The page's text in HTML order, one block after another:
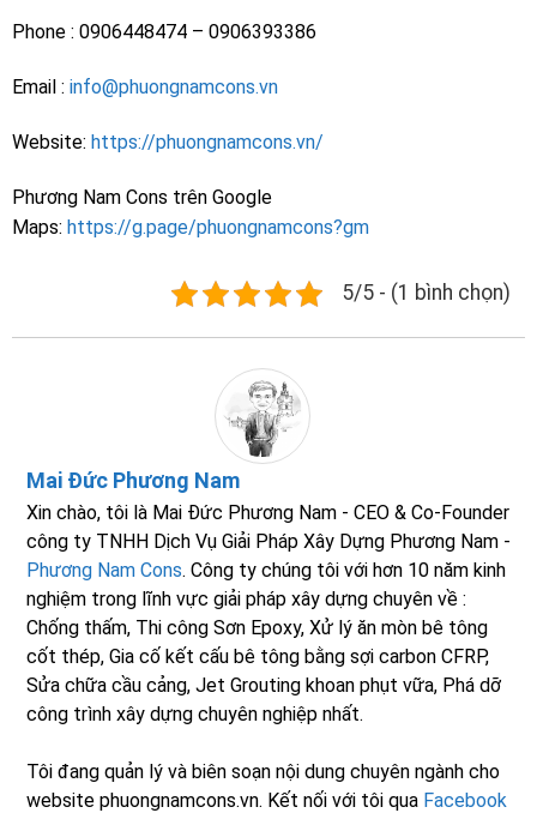
Phone : 0906448474 – 0906393386
Email : info@phuongnamcons.vn
Website: https://phuongnamcons.vn/
Phương Nam Cons trên Google
Maps: https://g.page/phuongnamcons?gm
5/5 - (1 bình chọn)
Mai Đức Phương Nam
Xin chào, tôi là Mai Đức Phương Nam - CEO & Co-Founder
công ty TNHH Dịch Vụ Giải Pháp Xây Dựng Phương Nam -
Phương Nam Cons. Công ty chúng tôi với hơn 10 năm kinh
nghiệm trong lĩnh vực giải pháp xây dựng chuyên về :
Chống thấm, Thi công Sơn Epoxy, Xử lý ăn mòn bê tông
cốt thép, Gia cố kết cấu bê tông bằng sợi carbon CFRP,
Sửa chữa cầu cảng, Jet Grouting khoan phụt vữa, Phá dỡ
công trình xây dựng chuyên nghiệp nhất.
Tôi đang quản lý và biên soạn nội dung chuyên ngành cho
website phuongnamcons.vn. Kết nối với tôi qua Facebook